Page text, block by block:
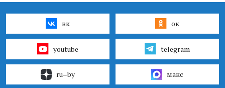
вк ок
youtube telegram
ru–by макс